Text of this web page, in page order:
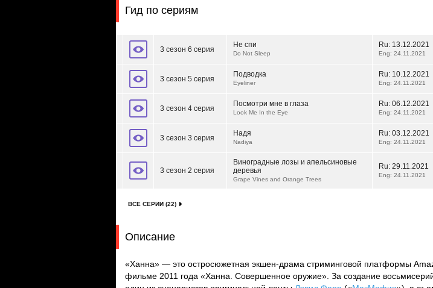
Гид по сериям
3 сезон 6 серия
Не спи
Do Not Sleep
Ru: 13.12.2021
Eng: 24.11.2021
3 сезон 5 серия
Подводка
Eyeliner
Ru: 10.12.2021
Eng: 24.11.2021
3 сезон 4 серия
Посмотри мне в глаза
Look Me In the Eye
Ru: 06.12.2021
Eng: 24.11.2021
3 сезон 3 серия
Надя
Nadiya
Ru: 03.12.2021
Eng: 24.11.2021
3 сезон 2 серия
Виноградные лозы и апельсиновые
деревья
Grape Vines and Orange Trees
Ru: 29.11.2021
Eng: 24.11.2021
ВСЕ СЕРИИ (22)
Описание
«Ханна» — это остросюжетная экшен-драма стриминговой платформы
фильме 2011 года «Ханна. Совершенное оружие». За создание